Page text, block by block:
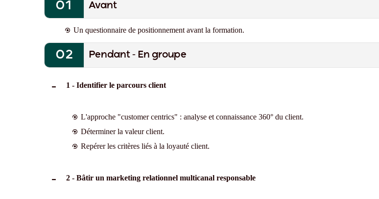
Avant
Un questionnaire de positionnement avant la formation.
Pendant - En groupe
1 - Identifier le parcours client
L'approche "customer centrics" : analyse et connaissance 360° du client.
Déterminer la valeur client.
Repérer les critères liés à la loyauté client.
2 - Bâtir un marketing relationnel multicanal responsable